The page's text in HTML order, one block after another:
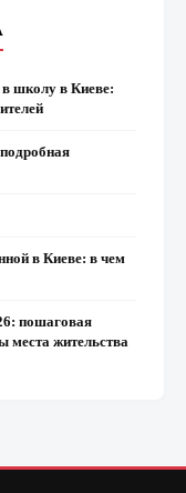
в школу в Киеве:
в Киеве: в чем
пошаговая
места жительства